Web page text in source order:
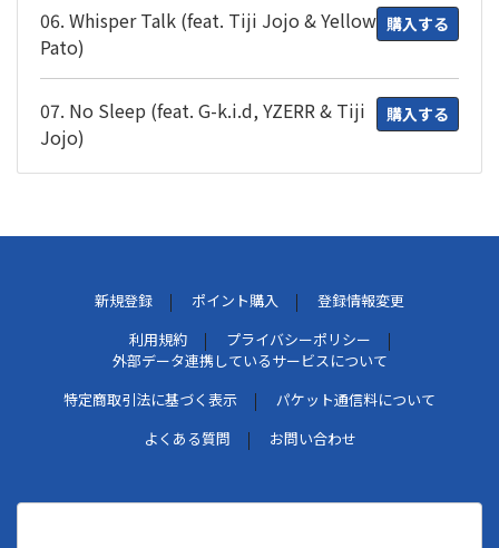
06. Whisper Talk (feat. Tiji Jojo & Yellow
Pato)
購入する
07. No Sleep (feat. G-k.i.d, YZERR & Tiji
Jojo)
購入する
新規登録 ポイント購入
登録情報変更
利用規約
プライバシーポリシー
外部データ連携しているサービスについて
特定商取引法に基づく表示
パケット通信料について
よくある質問
お問い合わせ